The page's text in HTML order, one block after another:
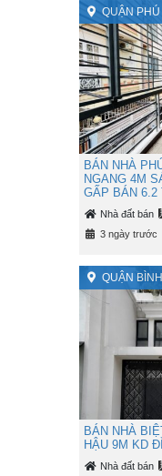
QUẬN
BÁN NHÀ
NGANG 4M
GẤP BÁN 6.2
Nhà đất bán
3 ngày trước
QUẬN
BÁN NHÀ
HẬU 9M KD
Nhà đất bán